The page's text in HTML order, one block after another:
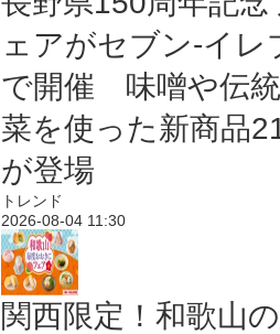
ェアがセブン-イレ
で開催 味噌や伝
菜を使った新商品
が登場
トレンド
2026-08-04 11:30
関西限定！和歌山